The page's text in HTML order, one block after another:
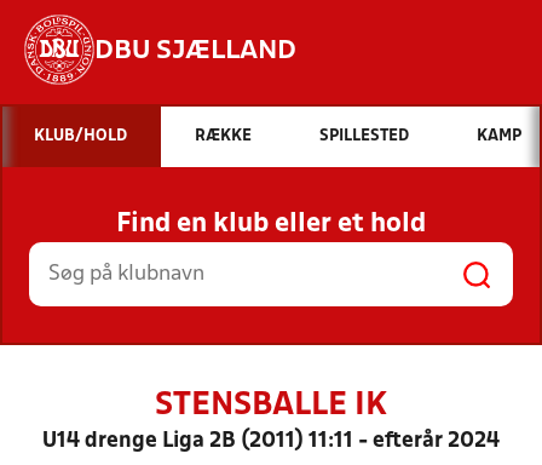
DBU SJÆLLAND
Hvad vil du søge efter?
INDHOLD OG NYHEDER
STILLINGER, RESULTATER, KLUBBER OG
HOLD
KLUB/HOLD RÆKKE SPILLESTED KAMP
Find en klub eller et hold
STENSBALLE IK
U14 drenge Liga 2B (2011) 11:11 - efterår 2024